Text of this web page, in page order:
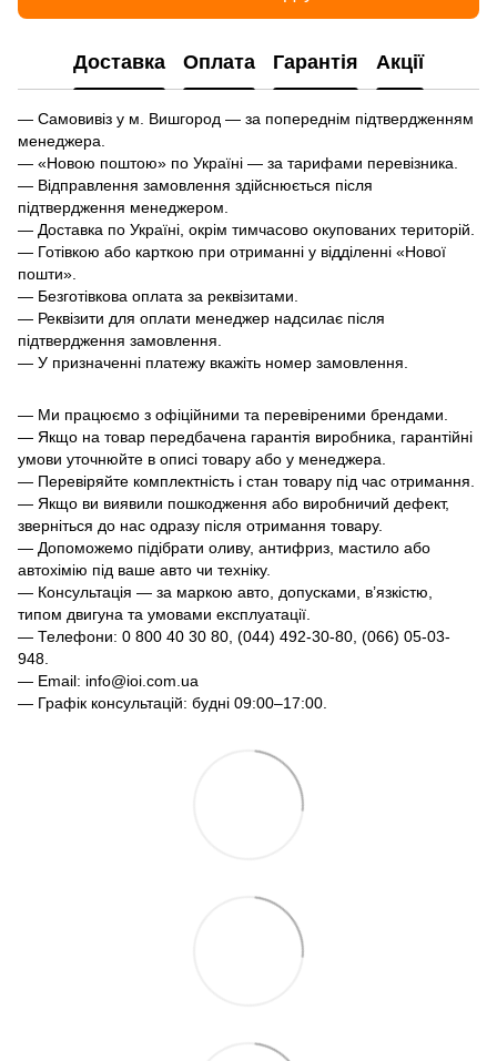
Доставка Оплата Гарантія Акції
— Самовивіз у м. Вишгород — за попереднім підтвердженням
менеджера.
— «Новою поштою» по Україні — за тарифами перевізника.
— Відправлення замовлення здійснюється після
підтвердження менеджером.
— Доставка по Україні, окрім тимчасово окупованих територій.
— Готівкою або карткою при отриманні у відділенні «Нової
пошти».
— Безготівкова оплата за реквізитами.
— Реквізити для оплати менеджер надсилає після
підтвердження замовлення.
— У призначенні платежу вкажіть номер замовлення.
— Ми працюємо з офіційними та перевіреними брендами.
— Якщо на товар передбачена гарантія виробника, гарантійні
умови уточнюйте в описі товару або у менеджера.
— Перевіряйте комплектність і стан товару під час отримання.
— Якщо ви виявили пошкодження або виробничий дефект,
зверніться до нас одразу після отримання товару.
— Допоможемо підібрати оливу, антифриз, мастило або
автохімію під ваше авто чи техніку.
— Консультація — за маркою авто, допусками, в’язкістю,
типом двигуна та умовами експлуатації.
— Телефони: 0 800 40 30 80, (044) 492-30-80, (066) 05-03-
948.
— Email: info@ioi.com.ua
— Графік консультацій: будні 09:00–17:00.